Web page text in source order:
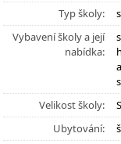
Typ školy:
Vybavení školy a její
nabídka:
Velikost školy:
Ubytování: